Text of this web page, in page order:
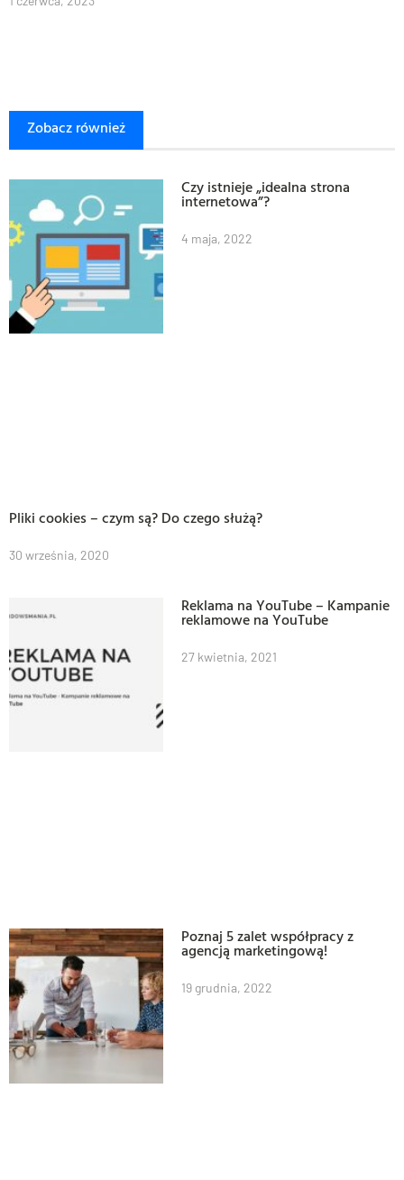
Zobacz również
Czy istnieje „idealna strona
internetowa”?
4 maja, 2022
Pliki cookies – czym są? Do czego służą?
30 września, 2020
Reklama na YouTube – Kampanie
reklamowe na YouTube
27 kwietnia, 2021
Poznaj 5 zalet współpracy z
agencją marketingową!
19 grudnia, 2022